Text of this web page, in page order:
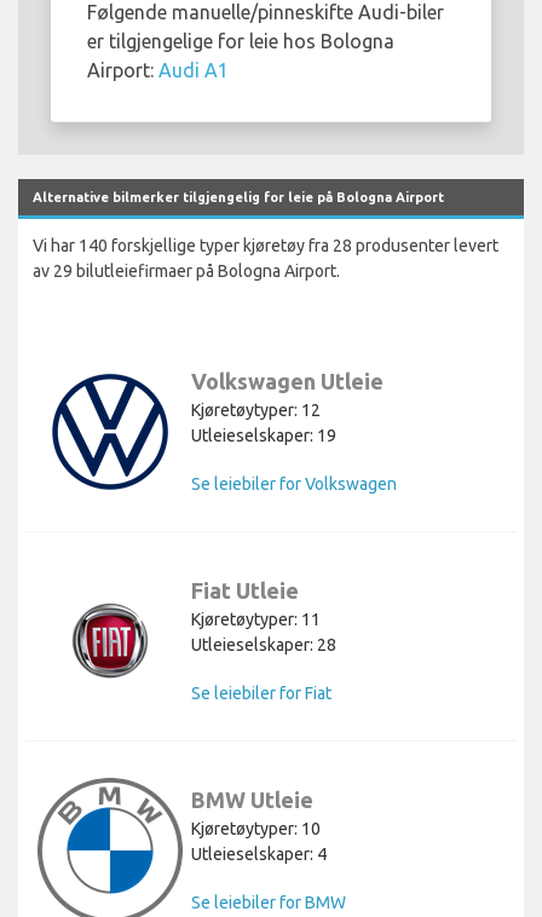
Følgende manuelle/pinneskifte Audi-biler
er tilgjengelige for leie hos Bologna
Airport: Audi A1
Alternative bilmerker tilgjengelig for leie på Bologna Airport
Vi har 140 forskjellige typer kjøretøy fra 28 produsenter levert
av 29 bilutleiefirmaer på Bologna Airport.
Volkswagen Utleie
Kjøretøytyper: 12
Utleieselskaper: 19
Se leiebiler for Volkswagen
Fiat Utleie
Kjøretøytyper: 11
Utleieselskaper: 28
Se leiebiler for Fiat
BMW Utleie
Kjøretøytyper: 10
Utleieselskaper: 4
Se leiebiler for BMW